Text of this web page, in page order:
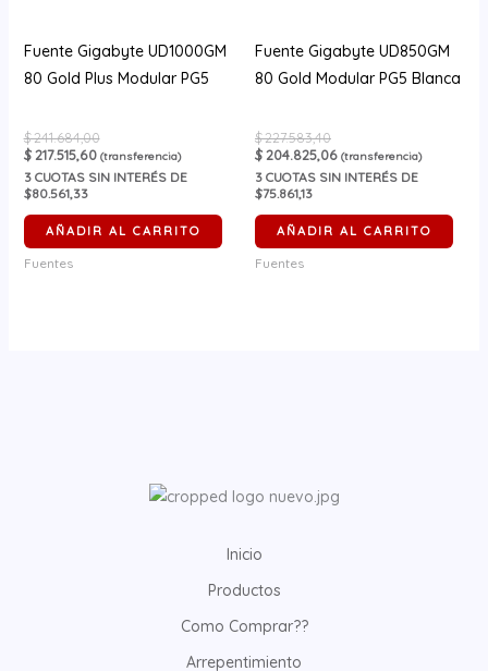
Fuente Gigabyte UD1000GM
80 Gold Plus Modular PG5
$241.684,00
$217.515,60 (transferencia)
3CUOTAS SIN INTERÉS DE
$80.561,33
AÑADIR AL CARRITO
Fuentes
Fuente Gigabyte UD850GM
80 Gold Modular PG5 Blanca
$227.583,40
$204.825,06 (transferencia)
3 CUOTAS SIN INTERÉS DE
$75.861,13
AÑADIR AL CARRITO
Fuentes
Inicio
Productos
Como Comprar??
Arrepentimiento